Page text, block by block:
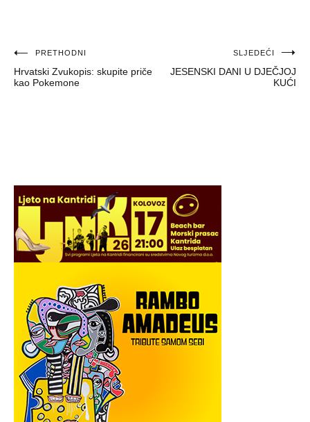
Navigacija
objava
PRETHODNI
Hrvatski Zvukopis: skupite priče
kao Pokemone
SLJEDEĆI
JESENSKI DANI U DJEČJOJ
KUĆI